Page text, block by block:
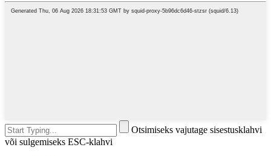
Otsimiseks vajutage sisestusklahvi
või sulgemiseks ESC-klahvi